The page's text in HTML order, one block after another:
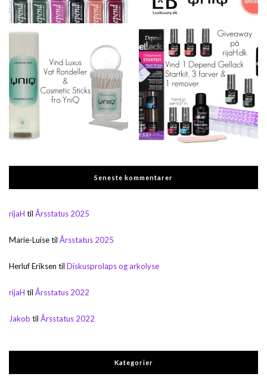
Seneste kommentarer
rijaH til Årsstatus 2025
Marie-Luisetil Årsstatus 2025
Herluf Eriksen til Diskusprolaps og arkolyse
rijaH til Årsstatus 2022
Jakob til Årsstatus 2022
Kategorier